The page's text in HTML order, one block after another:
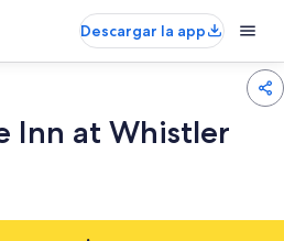
Descargar la app
Inn at Whistler